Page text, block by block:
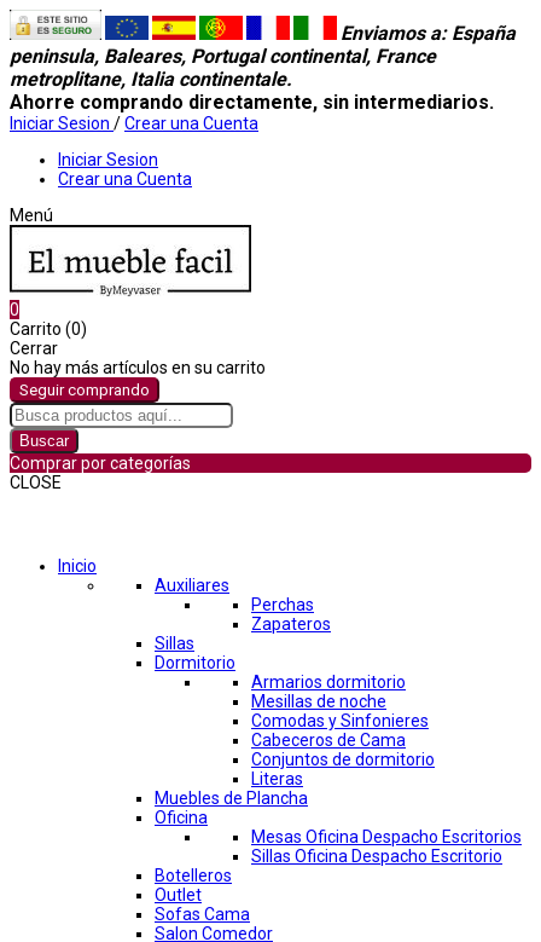
Enviamos a: España
peninsula, Baleares, Portugal continental, France
metroplitane, Italia continentale.
Ahorre comprando directamente, sin intermediarios.
Iniciar Sesion /Crear una Cuenta
Iniciar Sesion
Crear una Cuenta
Menú
0
Carrito (0)
Cerrar
No hay más artículos en su carrito
Seguir comprando
Buscar
Comprar por categorías
CLOSE
Inicio
Auxiliares
Perchas
Zapateros
Sillas
Dormitorio
Armarios dormitorio
Mesillas de noche
Comodas y Sinfonieres
Cabeceros de Cama
Conjuntos de dormitorio
Literas
Muebles de Plancha
Oficina
Mesas Oficina Despacho Escritorios
Sillas Oficina Despacho Escritorio
Botelleros
Outlet
Sofas Cama
Salon Comedor